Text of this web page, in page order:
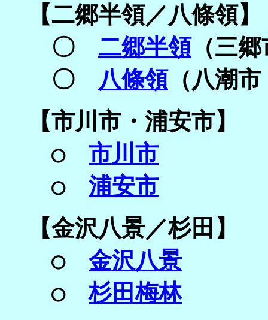
【二郷半領／八條領】
〇 二郷半領（三郷
〇 八條領（八潮
【市川市・ 浦安市】
○ 市川市
○ 浦安市
【金沢八景／杉田】
○ 金沢八景
○杉田梅林